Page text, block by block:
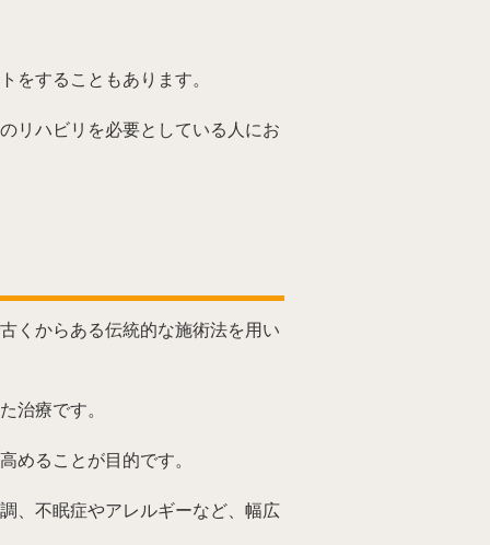
をすることもあります。
リハビリを必要としている人にお
くからある伝統的な施術法を用い
治療です。
めることが目的です。
、不眠症やアレルギーなど、幅広